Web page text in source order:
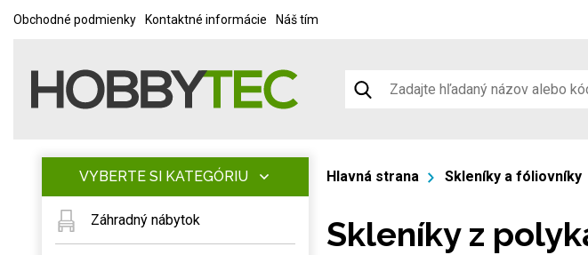
Obchodné podmienky Kontaktné informácie Náš tím
VYBERTE SI KATEGÓRIU
Záhradný nábytok
Hlavná strana Skleníky a fóliovníky
Skleníky z